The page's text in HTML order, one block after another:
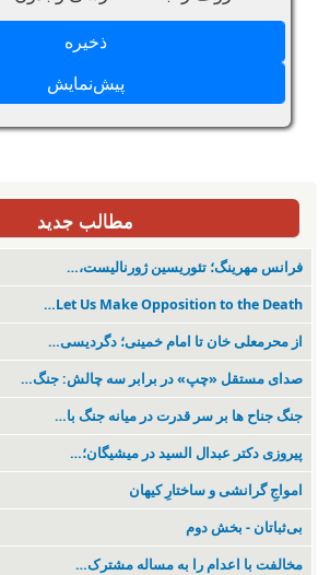
مطالب جدید
فرانس مهرینگ؛ تئوریسین ژورنالیست،…
Let Us Make Opposition to the Death…
از محرمعلی خان تا امام خمینی؛ دگردیسی…
صدای مستقل «چپ» در برابر سه چالش: جنگ…
جنگ جناح ها بر سر قدرت در میانە جنگ با…
پیروزی دکتر عبدال السید در میشیگان؛…
‌امواجِ گرانشی و ساختارِ کیهان
بی‌ثباتان - بخش دوم
مخالفت با اعدام را به مساله مشترک…